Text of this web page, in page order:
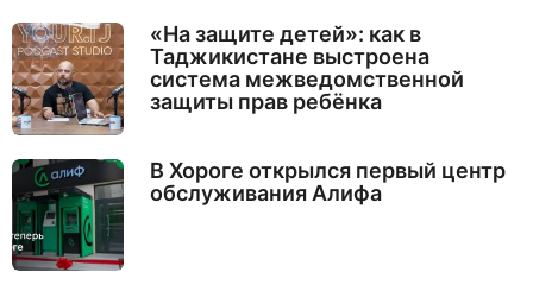
«На защите детей»: как в
Таджикистане выстроена
система межведомственной
защиты прав ребёнка
В Хороге открылся первый центр
обслуживания Алифа